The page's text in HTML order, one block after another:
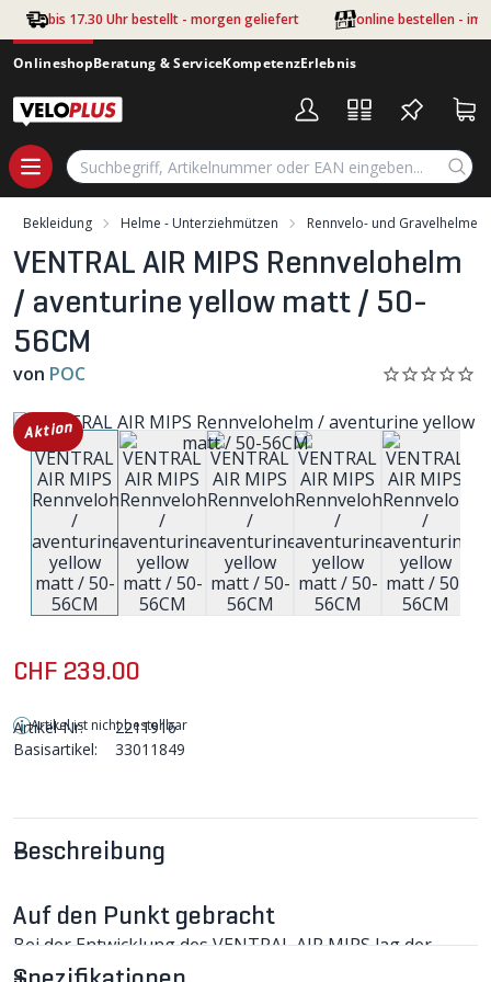
Zum Hauptinhalt springen
bis 17.30 Uhr bestellt - morgen geliefert online bestellen - im
OnlineshopBeratung & ServiceKompetenzErlebnis
Bekleidung Helme - Unterziehmützen Rennvelo- und Gravelhelme
VENTRAL AIR MIPS Rennvelohelm
/ aventurine yellow matt / 50-
56CM
von POC
Aktion
Beschreibung
Auf den Punkt gebracht
Bei der Entwicklung des VENTRAL AIR MIPS lag der
Fokus auf maximaler Ventilation, tiefem Gewicht und
CHF 239.00
Artikel ist nicht bestellbar
Artikel-Nr:
2211916
Basisartikel:
33011849